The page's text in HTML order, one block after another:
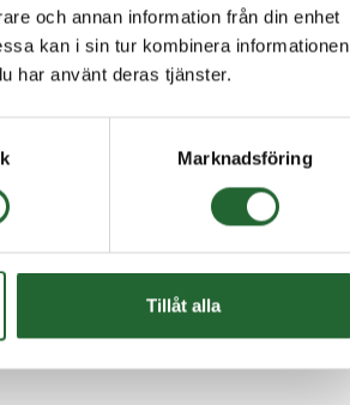
och annan information från din enhet
kan i sin tur kombinera informationen
har använt deras tjänster.
Marknadsföring
Tillåt alla